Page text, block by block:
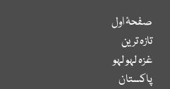
صفحۂ اول
تازہ ترین
غزہ لہو لہو
پاکستان